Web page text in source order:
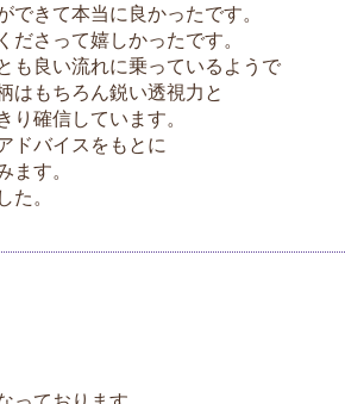
できて本当に良かったです。
ださって嬉しかったです。
も良い流れに乗っているようで
はもちろん鋭い透視力と
り確信しています。
ドバイスをもとに
ます。
た。